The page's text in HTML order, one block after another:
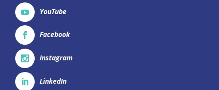
YouTube
Facebook
Instagram
LinkedIn